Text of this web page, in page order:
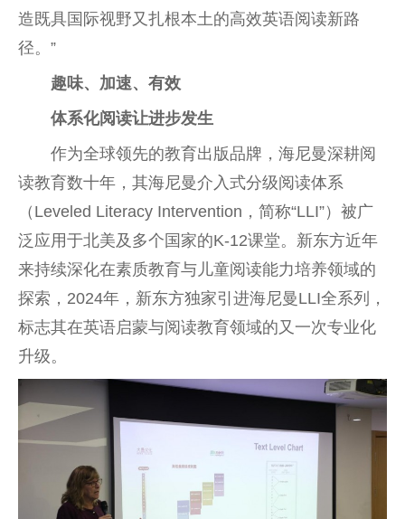
造既具国际视野又扎根本土的高效英语阅读新路
径。”
趣味、加速、有效
体系化阅读让进步发生
作为全球领先的教育出版品牌，海尼曼深耕阅
读教育数十年，其海尼曼介入式分级阅读体系
（Leveled Literacy Intervention，简称“LLI”）被广
泛应用于北美及多个国家的K-12课堂。新东方近年
来持续深化在素质教育与儿童阅读能力培养领域的
探索，2024年，新东方独家引进海尼曼LLI全系列，
标志其在英语启蒙与阅读教育领域的又一次专业化
升级。